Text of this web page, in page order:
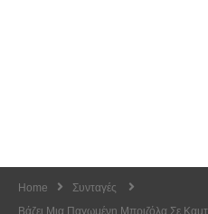
Home
Συνταγές
Βάζει Μια Παγωμένη Μπριζόλα Σε